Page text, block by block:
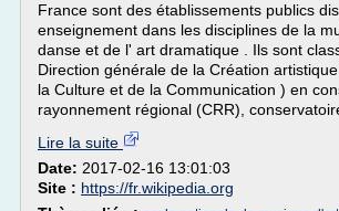
France sont des établissements publics
enseignement dans les disciplines de la
danse et de l' art dramatique . Ils sont
Direction générale de la Création
la Culture et de la Communication ) en
rayonnement régional (CRR),
Lire la suite
Date: 2017-02-16 13:01:03
Site : https://fr.wikipedia.org